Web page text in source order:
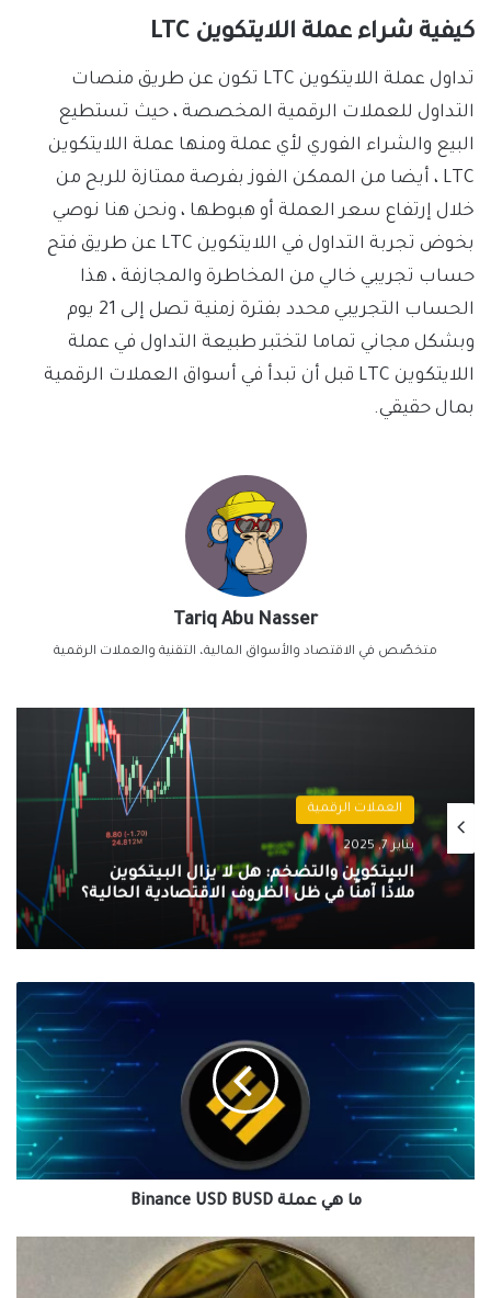
كيفية شراء عملة اللايتكوين LTC
تداول عملة اللايتكوين LTC تكون عن طريق منصات
التداول للعملات الرقمية المخصصة ، حيث تستطيع
البيع والشراء الفوري لأي عملة ومنها عملة اللايتكوين
LTC ، أيضا من الممكن الفوز بفرصة ممتازة للربح من
خلال إرتفاع سعر العملة أو هبوطها ، ونحن هنا نوصي
بخوض تجربة التداول في اللايتكوين LTC عن طريق فتح
حساب تجريبي خالي من المخاطرة والمجازفة ، هذا
الحساب التجريبي محدد بفترة زمنية تصل إلى 21 يوم
وبشكل مجاني تماما لتختبر طبيعة التداول في عملة
اللايتكوين LTC قبل أن تبدأ في أسواق العملات الرقمية
بمال حقيقي.
Tariq Abu Nasser
متخصّص في الاقتصاد والأسواق المالية، التقنية والعملات الرقمية
العملات الرقمية
يناير 7, 2025
البيتكوين والتضخم: هل لا يزال البيتكوين
ملاذًا آمنًا في ظل الظروف الاقتصادية الحالية؟
هي
عملة
Binance
USD
BUSD
ما هي عملة Binance USD BUSD